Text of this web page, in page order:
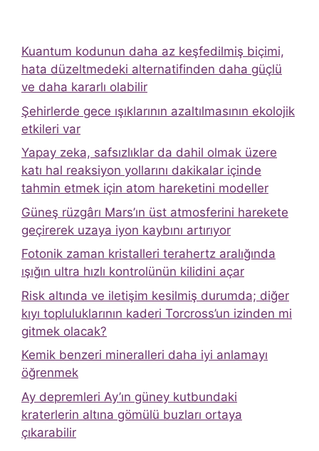
Kuantum kodunun daha az keşfedilmiş biçimi,
hata düzeltmedeki alternatifinden daha güçlü
ve daha kararlı olabilir
Şehirlerde gece ışıklarının azaltılmasının ekolojik
etkileri var
Yapay zeka, safsızlıklar da dahil olmak üzere
katı hal reaksiyon yollarını dakikalar içinde
tahmin etmek için atom hareketini modeller
Güneş rüzgârı Mars’ın üst atmosferini harekete
geçirerek uzaya iyon kaybını artırıyor
Fotonik zaman kristalleri terahertz aralığında
ışığın ultra hızlı kontrolünün kilidini açar
Risk altında ve iletişim kesilmiş durumda; diğer
kıyı topluluklarının kaderi Torcross’un izinden mi
gitmek olacak?
Kemik benzeri mineralleri daha iyi anlamayı
öğrenmek
Ay depremleri Ay’ın güney kutbundaki
kraterlerin altına gömülü buzları ortaya
çıkarabilir